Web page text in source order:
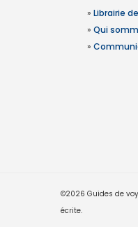
» Librairie
» Qui
»
©2026 Guides de
écrite.